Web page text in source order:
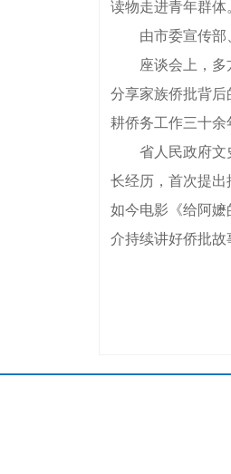
读物走进青年群体
由市委宣传部、
座谈会上，多方
分享家族侨批背后
耕侨务工作三十余
省人民政府文史
长经历，首次提出
如今电影《给阿
介持续讲好侨批故